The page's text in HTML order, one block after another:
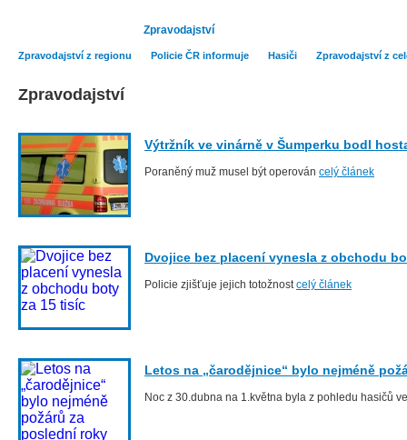
Zpravodajství
Zpravodajství z regionu Policie ČR informuje Hasiči Zpravodajství z
Zpravodajství
Výtržník ve vinárně v Šumperku bodl
Poraněný muž musel být operován celý článek
Dvojice bez placení vynesla z obchodu
Policie zjišťuje jejich totožnostcelý článek
Letos na „čarodějnice“ bylo nejméně
Noc z 30.dubna na 1.května byla z pohledu hasičů